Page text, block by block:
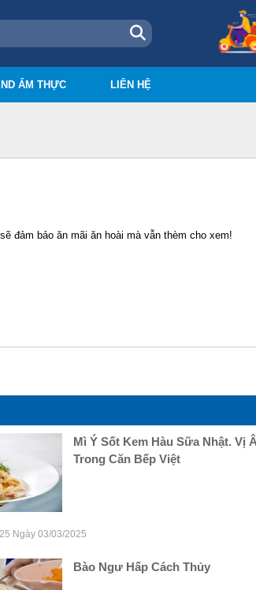
ẨM THỰC LIÊN HỆ
đảm bảo ăn mãi ăn hoài mà vẫn thèm cho xem!
Mì Ý Sốt Kem Hàu Sữa Nhật. Vị
Trong Căn Bếp Việt
Ngày 03/03/2025
Bào Ngư Hấp Cách Thủy